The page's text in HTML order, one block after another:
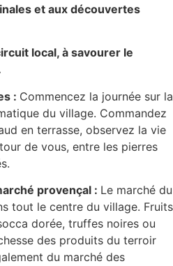
et aux découvertes
local, à savourer le
: Commencez la journée sur la
du village. Commandez
en terrasse, observez la vie
de vous, entre les pierres
provençal : Le marché du
tout le centre du village. Fruits
dorée, truffes noires ou
des produits du terroir
du marché des